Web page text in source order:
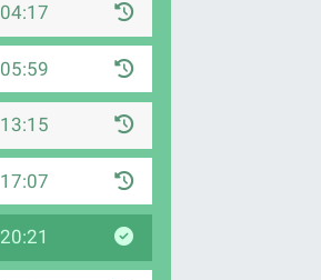
04:17
05:59
13:15
17:07
20:21